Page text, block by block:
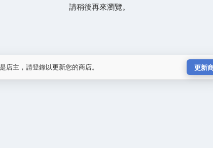
請稍後再來瀏覽。
店主，請登錄以更新您的商店。 更新